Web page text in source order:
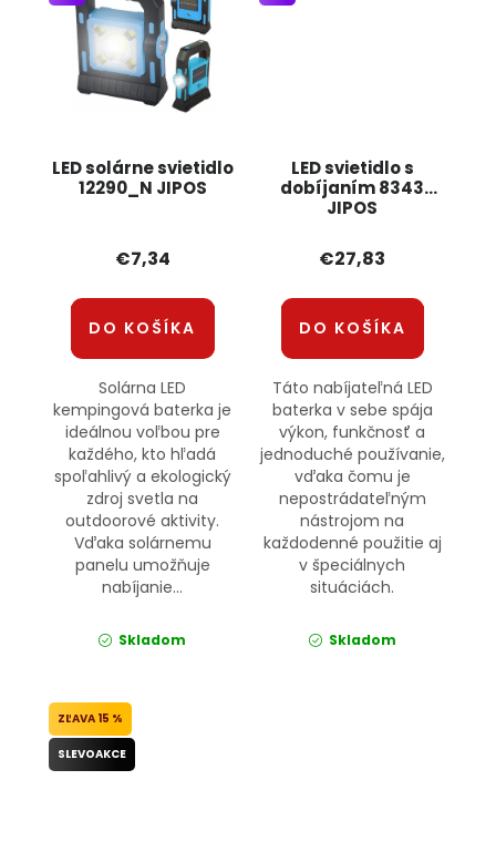
LED solárne svietidlo
12290_N JIPOS
€7,34
DO KOŠÍKA
Solárna LED
kempingová baterka je
ideálnou voľbou pre
každého, kto hľadá
spoľahlivý a ekologický
zdroj svetla na
outdoorové aktivity.
Vďaka solárnemu
panelu umožňuje
nabíjanie...
Skladom
LED svietidlo s
dobíjaním 8343
JIPOS
€27,83
DO KOŠÍKA
Táto nabíjateľná LED
baterka v sebe spája
výkon, funkčnosť a
jednoduché používanie,
vďaka čomu je
nepostrádateľným
nástrojom na
každodenné použitie aj
v špeciálnych
situáciách.
Skladom
15 %
SLEVOAKCE